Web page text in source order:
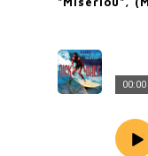
00:00